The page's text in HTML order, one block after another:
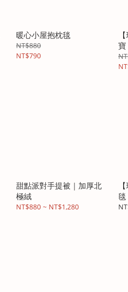
暖心小屋抱枕毯
NT$880
NT$790
寶
甜點派對手提被｜加厚北
極絨
NT$880 ~ NT$1,280
毯